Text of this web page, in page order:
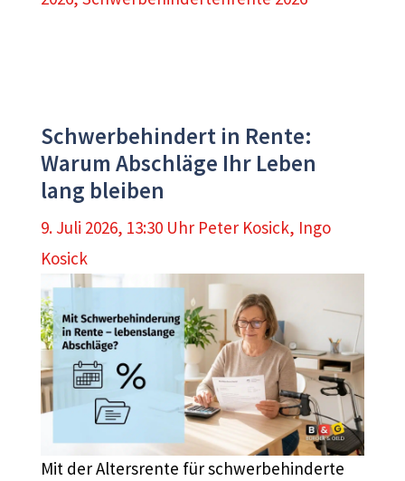
Schwerbehindert in Rente:
Warum Abschläge Ihr Leben
lang bleiben
9. Juli 2026, 13:30 Uhr Peter Kosick, Ingo
Kosick
Mit der Altersrente für schwerbehinderte